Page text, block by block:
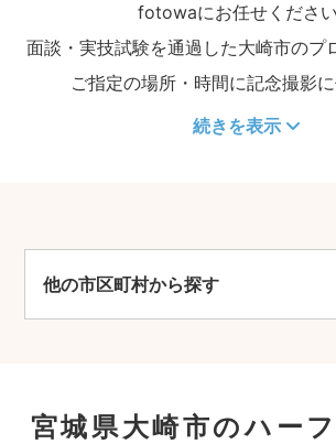
fotowaにお任せください
面談・実技試験を通過した大崎市のプ
ご指定の場所・時間に記念撮影に
続きを表示
他の市区町村から探す
宮城県大崎市のハー